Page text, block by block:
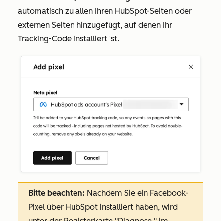
automatisch zu allen Ihren HubSpot-Seiten oder
externen Seiten hinzugefügt, auf denen Ihr
Tracking-Code installiert ist.
Bitte beachten: Nachdem Sie ein Facebook-
Pixel über HubSpot installiert haben, wird